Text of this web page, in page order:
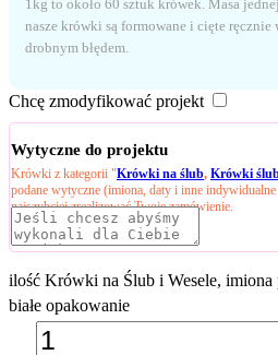
1kg to około 60 sztuk krówek. Masa
nasze krówki są formowane i cięte ręcznie
drobnym błędem.
Chcę zmodyfikować projekt
Wytyczne do projektu
Krówki z kategorii "Krówki na ślub, Krówki
podane wytyczne (imiona, daty i inne
najszybciej zrealizować Twoje zamówienie.
ilość Krówki na Ślub i Wesele, imiona
białe opakowanie